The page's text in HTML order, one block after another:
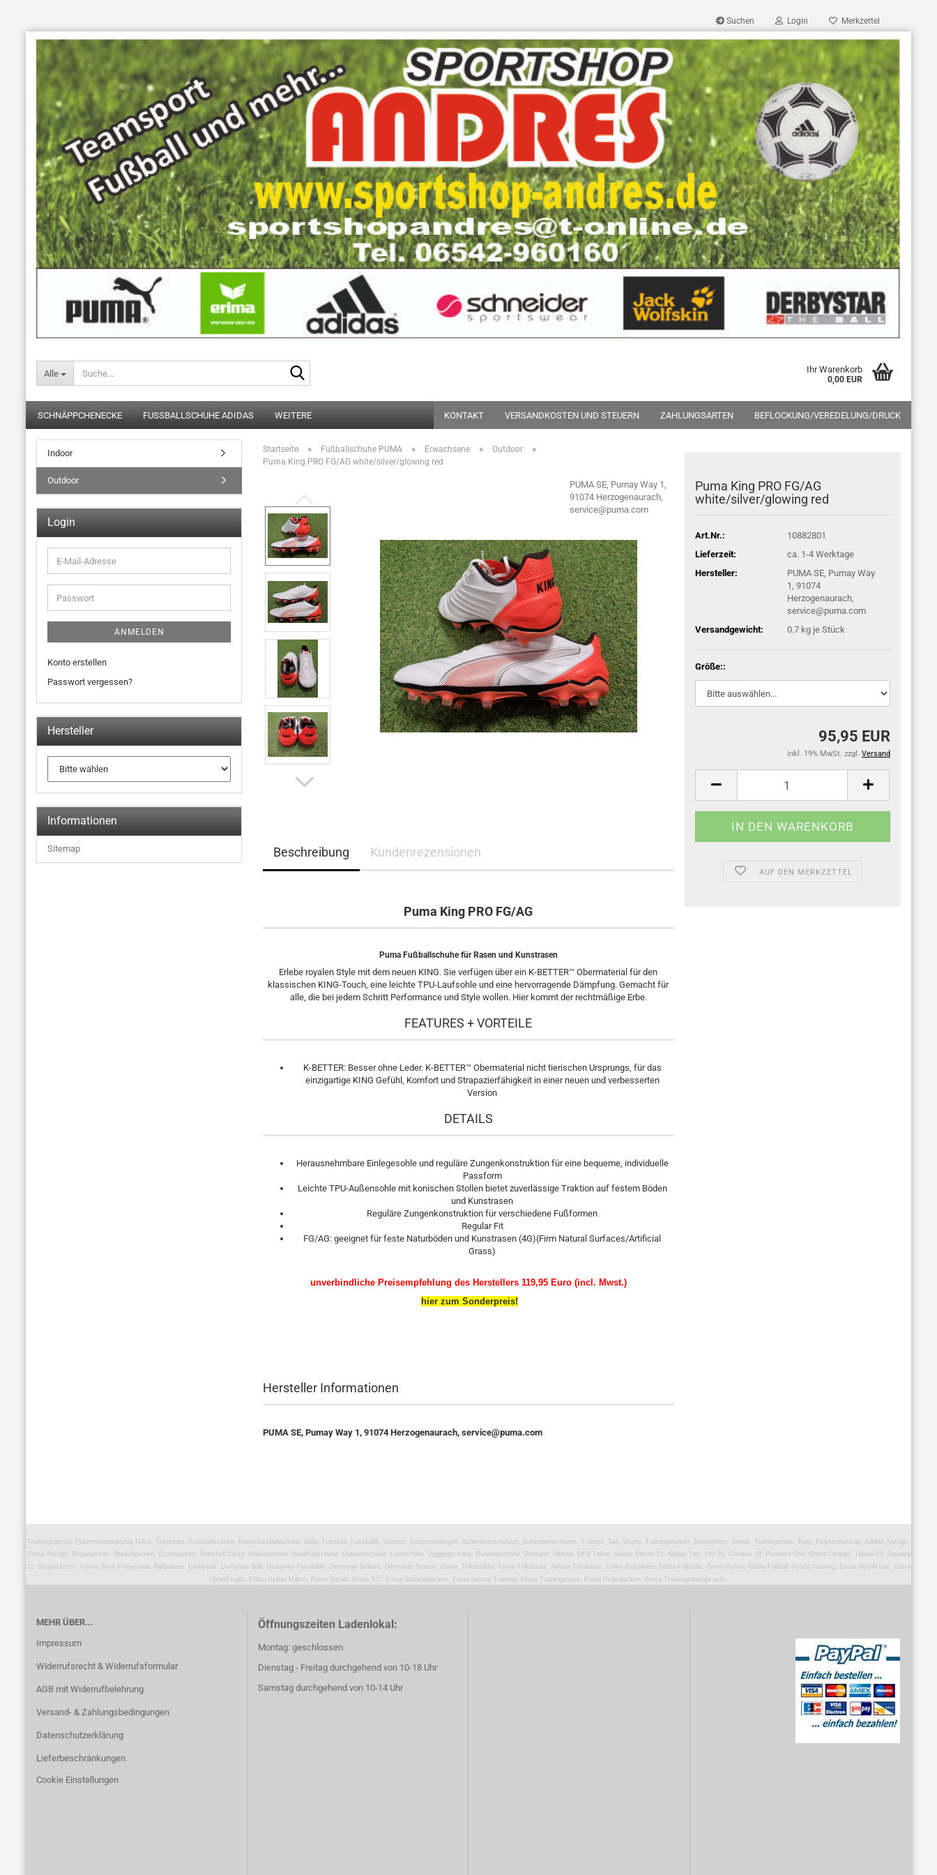
Suchen Login Merkzettel
Alle Ihr Warenkorb
0,00 EUR
SCHNÄPPCHENECKE FUSSBALLSCHUHE ADIDAS KONTAKT VERSANDKOSTEN UND STEUERN ZAHLUNGSARTEN BEFLOCKUNG/VEREDELUNG/DRUCK
WEITERE
Startseite » Fußballschuhe PUMA » Erwachsene » Outdoor »
Puma King PRO FG/AG white/silver/glowing red
PUMA SE, Pumay Way 1,
91074 Herzogenaurach,
service@puma.com
Puma King PRO FG/AG
white/silver/glowing red
Art.Nr.:
10882801
Lieferzeit:
ca. 1-4 Werktage
Hersteller:
PUMA SE, Pumay Way
1, 91074
Herzogenaurach,
service@puma.com
Versandgewicht:
0.7kg je Stück
Größe::
95,95 EUR
inkl. 19% MwSt. zzgl. Versand
AUF DEN MERKZETTEL
Beschreibung Kundenrezensionen
Puma King PRO FG/AG
Puma Fußballschuhe für Rasen und Kunstrasen
Erlebe royalen Style mit dem neuen KING. Sie verfügen über ein K-BETTER™ Obermaterial für den
klassischen KING-Touch, eine leichte TPU-Laufsohle und eine hervorragende Dämpfung. Gemacht für
alle, die bei jedem Schritt Performance und Style wollen. Hier kommt der rechtmäßige Erbe.
FEATURES + VORTEILE
K-BETTER: Besser ohne Leder. K-BETTER™ Obermaterial nicht tierischen Ursprungs, für das
einzigartige KING Gefühl, Komfort und Strapazierfähigkeit in einer neuen und verbesserten
Version
DETAILS
Herausnehmbare Einlegesohle und reguläre Zungenkonstruktion für eine bequeme, individuelle
Passform
Leichte TPU-Außensohle mit konischen Stollen bietet zuverlässige Traktion auf festem Böden
und Kunstrasen
Reguläre Zungenkonstruktion für verschiedene Fußformen
Regular Fit
FG/AG: geeignet für feste Naturböden und Kunstrasen (4G)(Firm Natural Surfaces/Artificial
Grass)
unverbindliche Preisempfehlung des Herstellers 119,95 Euro (incl. Mwst.)
hier zum Sonderpreis!
Hersteller Informationen
PUMA SE, Pumay Way 1, 91074 Herzogenaurach, service@puma.com
Indoor
Outdoor
Login
E-
Mail-
Adresse
Passwort
ANMELDEN
Konto erstellen
Passwort vergessen?
Hersteller
Informationen
Sitemap
Trainingsanzug, Präsentationsanzug,Trikot, Trikotsatz, Fussballschuhe, Kinderfussballschuhe, Bälle, Fussball, Fussbälle, Stutzen, Stutzenstrümpfe, Schienbeinschützer, Schienbeinschoner, T-Shirts, Tee, Shorts, Trainingshosen, Sweatshirts, Sweat, Trainingstops, Tops, Polyesteranzug, Adidas Anzüge,
Erima Anzüge, Regenjacken, Stadionjacken, Coachjacken, Softshell Jacke, Hallenschuhe, Handballschuhe, Outdoorschuhe, Laufschuhe, Joggingschuhe, Runningschuhe, Predator, Samba, DFB Trikot, Adidas Entrad 22, Adidas Tiro, Tiro 23, Condivo 23, Premium One, Erima Change, Tabela 23, Squadra
22, Striped Estro, Parma Short,Fingersave, Ballpakete, Derbystar, Derbystar Ball, Derbystar Fussbälle, Derbystar Brilliant, Derbystar Stratos, Erima, Trikotsätze, Erima Trikotsatz, Adidas Trikotsatz, Erima Ballpakete, Erima Fußbälle, Erima Hybrid, Erima Fußball Hybrid Training, Erima Hybrid Lite, Erima
Hybrid Light, Erima Hybrid Match, Erima Squad, Erima 5-C, Erima Softshelljacken, Erima Senzor Training, Erima Trainingshose, Erima Regenjacken, Erima Trainingsanzüge uvm.
MEHR ÜBER...
Impressum
Widerrufsrecht & Widerrufsformular
AGB mit Widerrufbelehrung
Versand- & Zahlungsbedingungen
Datenschutzerklärung
Lieferbeschränkungen
Cookie Einstellungen
Öffnungszeiten Ladenlokal:
Montag: geschlossen
Dienstag - Freitag durchgehend von 10-18 Uhr
Samstag durchgehend von 10-14 Uhr